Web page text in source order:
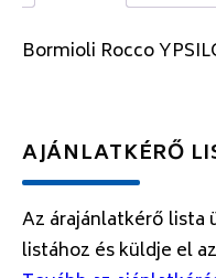
Bormioli Rocco
AJÁNLATKÉRŐ
Az árajánlatkérő lista
listához és küldje el